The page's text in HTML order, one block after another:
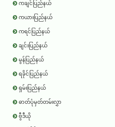
ကချင်ပြည်နယ်
ကယားပြည်နယ်
ကရင်ပြည်နယ်
ချင်းပြည်နယ်
မွန်ပြည်နယ်
ရခိုင်ပြည်နယ်
ရှမ်းပြည်နယ်
ဓာတ်ပုံမှတ်တမ်းလွှာ
ဗွီဒီယို